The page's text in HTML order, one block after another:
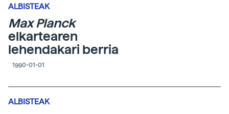
ALBISTEAK
Max Planck
elkartearen
lehendakari berria
1990-01-01
ALBISTEAK